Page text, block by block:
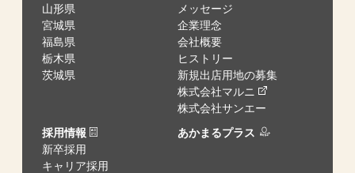
山形県
宮城県
福島県
栃木県
茨城県
メッセージ
企業理念
会社概要
ヒストリー
新規出店用地の募集
株式会社マルニ
株式会社サンエー
採用情報
新卒採用
キャリア採用
あかまるプラス